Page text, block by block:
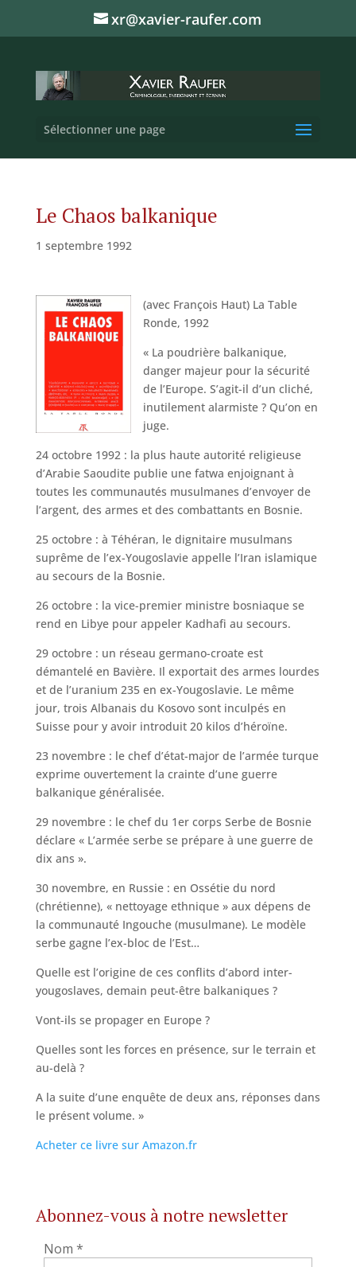
xr@xavier-raufer.com
Sélectionner une page
Le Chaos balkanique
1 septembre 1992
(avec François Haut) La Table
Ronde, 1992
« La poudrière balkanique,
danger majeur pour la sécurité
de l’Europe. S’agit-il d’un cliché,
inutilement alarmiste ? Qu’on en
juge.
24 octobre 1992 : la plus haute autorité religieuse
d’Arabie Saoudite publie une fatwa enjoignant à
toutes les communautés musulmanes d’envoyer de
l’argent, des armes et des combattants en Bosnie.
25 octobre : à Téhéran, le dignitaire musulmans
suprême de l’ex-Yougoslavie appelle l’Iran islamique
au secours de la Bosnie.
26 octobre : la vice-premier ministre bosniaque se
rend en Libye pour appeler Kadhafi au secours.
29 octobre : un réseau germano-croate est
démantelé en Bavière. Il exportait des armes lourdes
et de l’uranium 235 en ex-Yougoslavie. Le même
jour, trois Albanais du Kosovo sont inculpés en
Suisse pour y avoir introduit 20 kilos d’héroïne.
23 novembre : le chef d’état-major de l’armée turque
exprime ouvertement la crainte d’une guerre
balkanique généralisée.
29 novembre : le chef du 1er corps Serbe de Bosnie
déclare « L’armée serbe se prépare à une guerre de
dix ans ».
30 novembre, en Russie : en Ossétie du nord
(chrétienne), « nettoyage ethnique » aux dépens de
la communauté Ingouche (musulmane). Le modèle
serbe gagne l’ex-bloc de l’Est…
Quelle est l’origine de ces conflits d’abord inter-
yougoslaves, demain peut-être balkaniques ?
Vont-ils se propager en Europe ?
Quelles sont les forces en présence, sur le terrain et
au-delà ?
A la suite d’une enquête de deux ans, réponses dans
le présent volume. »
Acheter ce livre sur Amazon.fr
Abonnez-vous à notre newsletter
Nom *